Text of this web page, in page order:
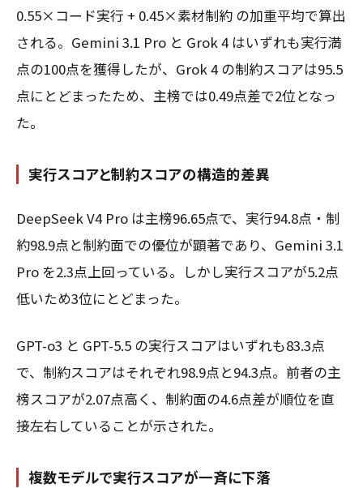
0.55×コード実行 + 0.45×素材制約 の加重平均で算出
される。Gemini 3.1 Pro と Grok 4 はいずれも実行満
点の100点を獲得したが、Grok 4 の制約スコアは95.5
点にとどまったため、主榜では0.49点差で2位となっ
た。
実行スコアと制約スコアの構造的差異
DeepSeek V4 Pro は主榜96.65点で、実行94.8点・制
約98.9点と制約面での優位が顕著であり、Gemini 3.1
Pro を2.3点上回っている。しかし実行スコアが5.2点
低いため3位にとどまった。
GPT-o3 と GPT-5.5 の実行スコアはいずれも83.3点
で、制約スコアはそれぞれ98.9点と94.3点。前者の主
榜スコアが2.07点高く、制約面の4.6点差が順位を直
接左右していることが示された。
複数モデルで実行スコアが一斉に下落